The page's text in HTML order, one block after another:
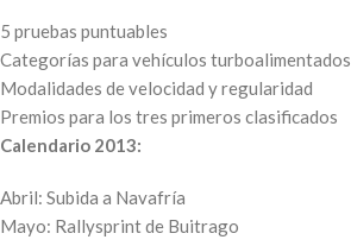
5 pruebas puntuables
Categorías para vehículos turboalimentados
Modalidades de velocidad y regularidad
Premios para los tres primeros clasificados
Calendario 2013:
Abril: Subida a Navafría
Mayo: Rallysprint de Buitrago